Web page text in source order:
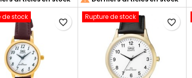
Q&Q By Citizen
Manufacture In
(L*W*H) :
Cabbage Silicone Watch Q&Q
By Citizen A430J015
Manufacture In
JapanDimensions (L*W*H) :
44.0*44.0*13.5mm
de stock
favorite_border
Rupture de stock
favorite_border